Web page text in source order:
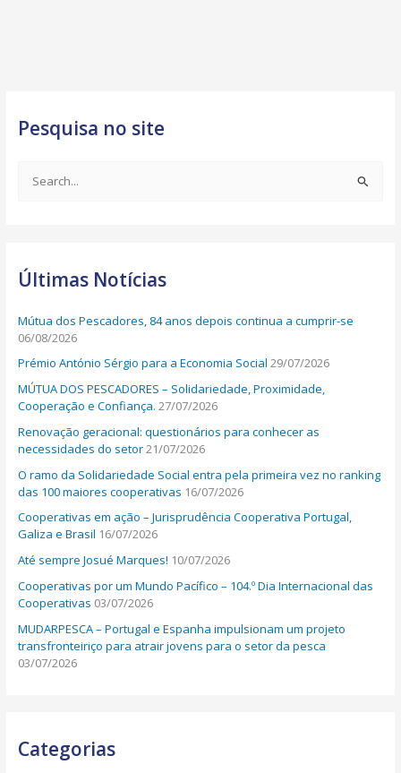
Pesquisa no site
c
f
o
r
:
Últimas Notícias
Mútua dos Pescadores, 84 anos depois continua a cumprir-se
06/08/2026
Prémio António Sérgio para a Economia Social 29/07/2026
MÚTUA DOS PESCADORES – Solidariedade, Proximidade,
Cooperação e Confiança. 27/07/2026
Renovação geracional: questionários para conhecer as
necessidades do setor21/07/2026
O ramo da Solidariedade Social entra pela primeira vez no ranking
das 100 maiores cooperativas 16/07/2026
Cooperativas em ação – Jurisprudência Cooperativa Portugal,
Galiza e Brasil 16/07/2026
Até sempre Josué Marques! 10/07/2026
Cooperativas por um Mundo Pacífico – 104.º Dia Internacional das
Cooperativas 03/07/2026
MUDARPESCA – Portugal e Espanha impulsionam um projeto
transfronteiriço para atrair jovens para o setor da pesca
03/07/2026
Categorias